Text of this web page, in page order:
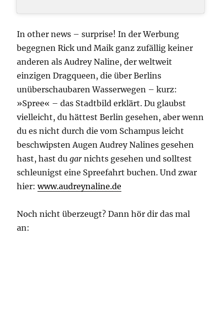
In other news – surprise! In der Werbung
begegnen Rick und Maik ganz zufällig keiner
anderen als Audrey Naline, der weltweit
einzigen Dragqueen, die über Berlins
unüberschaubaren Wasserwegen – kurz:
»Spree« – das Stadtbild erklärt. Du glaubst
vielleicht, du hättest Berlin gesehen, aber wenn
du es nicht durch die vom Schampus leicht
beschwipsten Augen Audrey Nalines gesehen
hast, hast dugar nichts gesehen und solltest
schleunigst eine Spreefahrt buchen. Und zwar
hier:www.audreynaline.de
Noch nicht überzeugt? Dann hör dir das mal
an: